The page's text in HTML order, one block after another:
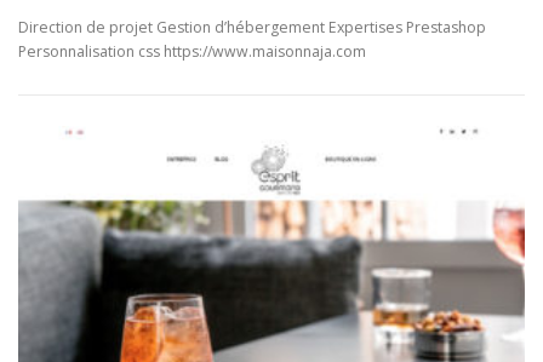
Direction de projet Gestion d’hébergement Expertises Prestashop
Personnalisation css https://www.maisonnaja.com